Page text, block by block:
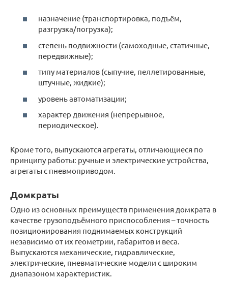
назначение (транспортировка, подъём,
разгрузка/погрузка);
степень подвижности (самоходные, статичные,
передвижные);
типу материалов (сыпучие, пеллетированные,
штучные, жидкие);
уровень автоматизации;
характер движения (непрерывное,
периодическое).
Кроме того, выпускаются агрегаты, отличающиеся по
принципу работы: ручные и электрические устройства,
агрегаты с пневмоприводом.
Домкраты
Одно из основных преимуществ применения домкрата в
качестве грузоподъёмного приспособления – точность
позиционирования поднимаемых конструкций
независимо от их геометрии, габаритов и веса.
Выпускаются механические, гидравлические,
электрические, пневматические модели с широким
диапазоном характеристик.